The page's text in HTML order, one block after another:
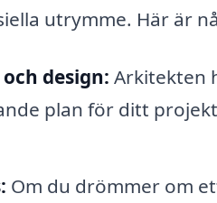
utrymme. Här är
design: Arkitekten
plan för ditt
Om du drömmer om